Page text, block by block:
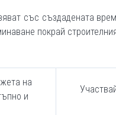
със създадената
покрай
на
и